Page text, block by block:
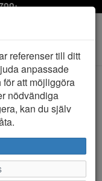
referenser till ditt
anpassade
att möjliggöra
nödvändiga
kan du själv